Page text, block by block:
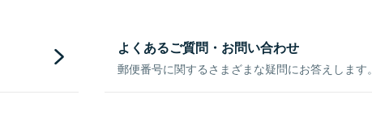
よくあるご質問・お問い合わせ
郵便番号に関するさまざまな疑問にお答えします。